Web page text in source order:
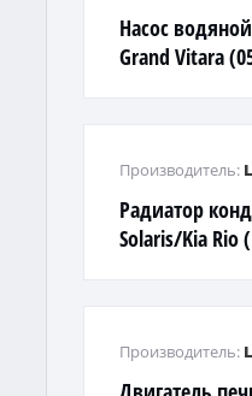
Насос
Grand Vitara
Радиатор
Solaris/Kia Rio
Производитель:
Производитель: